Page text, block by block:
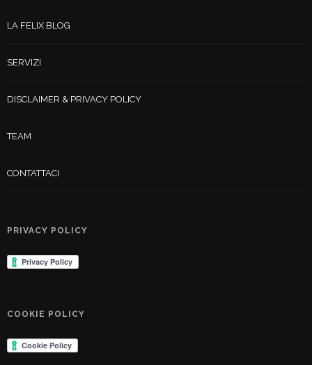
LA FELIX BLOG
SERVIZI
DISCLAIMER & PRIVACY POLICY
TEAM
CONTATTACI
PRIVACY POLICY
COOKIE POLICY